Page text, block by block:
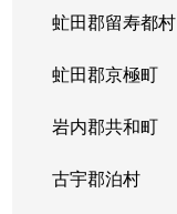
虻田郡留寿都村
虻田郡京極町
岩内郡共和町
古宇郡泊村